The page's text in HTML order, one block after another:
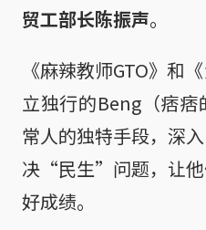
贸工部长陈振声。
《麻辣教师GTO》和
立独行的Beng（痞
常人的独特手段，深
决“民生”问题，让他
好成绩。